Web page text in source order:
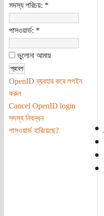
সদস্য পরিচয়: *
পাসওয়ার্ড: *
ভুলোনা আমায়
OpenID ব্যবহার করে লগইন
করুন
Cancel OpenID login
সদস্য নিবন্ধন
পাসওয়ার্ড হারিয়েছে?